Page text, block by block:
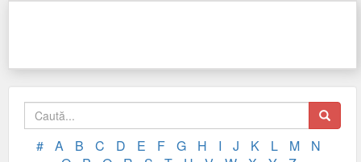
# A B C D E F G H I J K L M
N